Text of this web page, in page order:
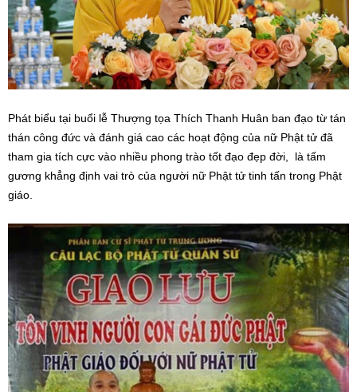
Phát biểu tại buổi lễ Thượng tọa Thích Thanh Huân ban đạo từ tán
thán công đức và đánh giá cao các hoạt động của nữ Phật tử đã
tham gia tích cực vào nhiều phong trào tốt đạo đẹp đời, là tấm
gương khẳng định vai trò của người nữ Phật tử tinh tấn trong Phật
giáo.